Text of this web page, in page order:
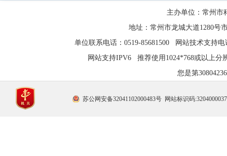
主办单位：常州市
地址：常州市龙城大道1280号
单位联系电话：0519-85681500 网站技术支持电
网站支持IPV6 推荐使用1024*768或以上分
您是第
苏公网安备32041102000483号 网站标识码